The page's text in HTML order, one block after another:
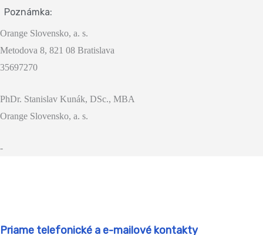
Poznámka:
Orange Slovensko, a. s.
Metodova 8, 821 08 Bratislava
35697270
PhDr. Stanislav Kunák, DSc., MBA
Orange Slovensko, a. s.
-
Priame telefonické a e-mailové kontakty